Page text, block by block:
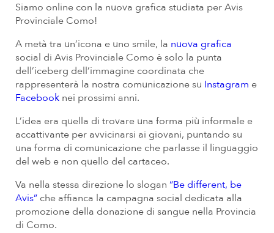
Siamo online con la nuova grafica studiata per Avis
Provinciale Como!
A metà tra un’icona e uno smile, la nuova grafica
social di Avis Provinciale Como è solo la punta
dell’iceberg dell’immagine coordinata che
rappresenterà la nostra comunicazione su Instagram e
Facebook nei prossimi anni.
L’idea era quella di trovare una forma più informale e
accattivante per avvicinarsi ai giovani, puntando su
una forma di comunicazione che parlasse il linguaggio
del web e non quello del cartaceo.
Va nella stessa direzione lo slogan “Be different, be
Avis” che affianca la campagna social dedicata alla
promozione della donazione di sangue nella Provincia
di Como.